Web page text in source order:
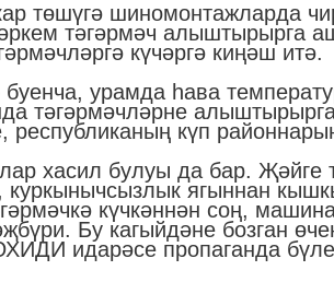
төшүгә шиномонтажларда
тәгәрмәч алыштырырга
күчәргә киңәш итә.
буенча, урамда һава
тәгәрмәчләрне
республиканың күп
хасил булуы да бар. Җәйге
куркынычсызлык ягыннан
күчкәннән соң,
Бу кагыйдәне бозган
идарәсе пропаганда